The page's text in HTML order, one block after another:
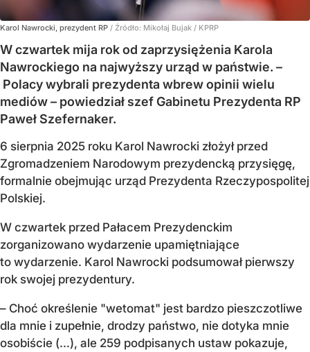
Karol Nawrocki, prezydent RP / Źródło: Mikołaj Bujak / KPRP
W czwartek mija rok od zaprzysiężenia Karola
Nawrockiego na najwyższy urząd w państwie. –
Polacy wybrali prezydenta wbrew opinii wielu
mediów – powiedział szef Gabinetu Prezydenta RP
Paweł Szefernaker.
6 sierpnia 2025 roku Karol Nawrocki złożył przed
Zgromadzeniem Narodowym prezydencką przysięgę,
formalnie obejmując urząd Prezydenta Rzeczypospolitej
Polskiej.
W czwartek przed Pałacem Prezydenckim
zorganizowano wydarzenie upamiętniające
to wydarzenie. Karol Nawrocki podsumował pierwszy
rok swojej prezydentury.
– Choć określenie "wetomat" jest bardzo pieszczotliwe
dla mnie i zupełnie, drodzy państwo, nie dotyka mnie
osobiście (…), ale 259 podpisanych ustaw pokazuje,